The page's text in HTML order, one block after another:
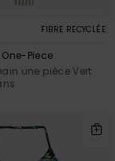
FIBRE RECYCLÉE
Piece
une pièce Vert